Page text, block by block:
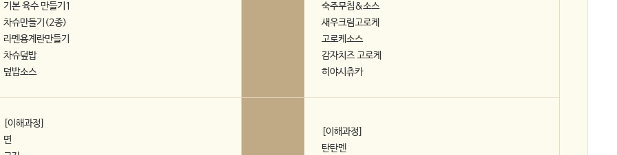
기본 육수 만들기1
차슈만들기(2종)
라멘용계란만들기
차슈덮밥
덮밥소스
숙주무침&소스
새우크림고로케
고로케소스
감자치즈 고로케
히야시츄카
[이해과정]
면
[이해과정]
탄탄멘